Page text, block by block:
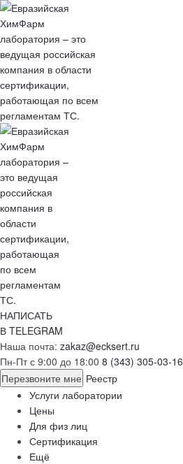
НАПИСАТЬ
В TELEGRAM
Наша почта: zakaz@ecksert.ru
Пн-Пт с 9:00 до 18:00 8 (343) 305-03-16
Перезвоните мне Реестр
Услуги лаборатории
Цены
Для физ лиц
Сертификация
Ещё